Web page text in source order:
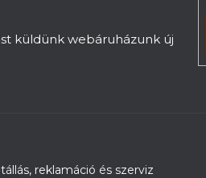
küldünk webáruházunk új
reklamáció és szerviz